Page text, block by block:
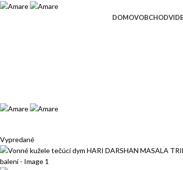
DOMOVOBCHOD
Vypredané